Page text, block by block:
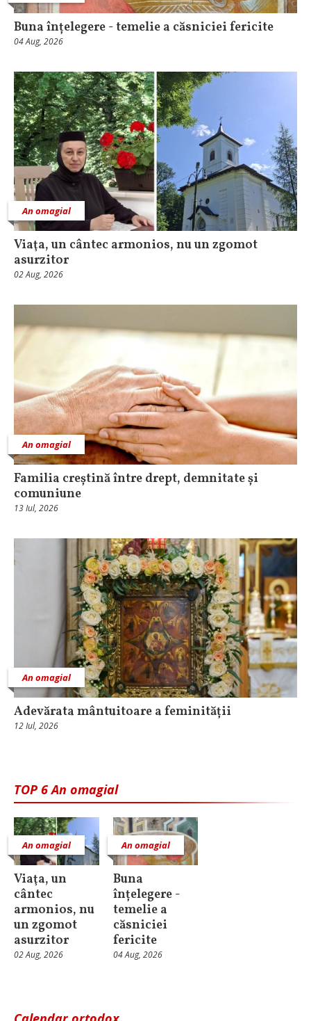
Buna înțelegere - temelie a căsniciei fericite
04 Aug, 2026
An omagial
Viaţa, un cântec armonios, nu un zgomot
asurzitor
02 Aug, 2026
An omagial
Familia creștină între drept, demnitate și
comuniune
13 Iul, 2026
An omagial
Adevărata mântuitoare a feminității
12 Iul, 2026
TOP 6 An omagial
An omagial
Viaţa, un
cântec
armonios, nu
un zgomot
asurzitor
02 Aug, 2026
An omagial
Buna
înțelegere -
temelie a
căsniciei
fericite
04 Aug, 2026